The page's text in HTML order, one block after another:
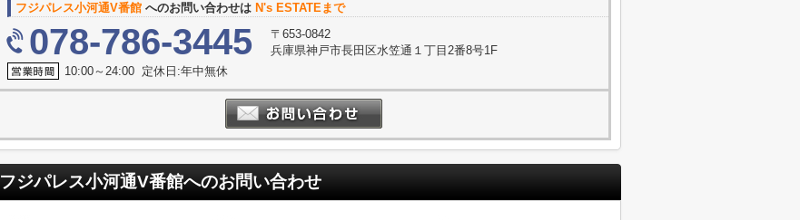
フジパレス小河通V番館 へのお問い合わせは N's ESTATEまで
078-786-3445
〒653-0842
兵庫県神戸市長田区水笠通１丁目2番8号1F
10:00～24:00 定休日:年中無休
フジパレス小河通V番館へのお問い合わせ